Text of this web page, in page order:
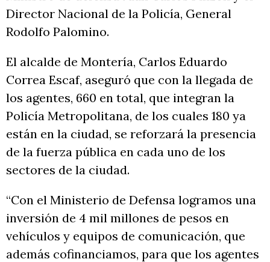
Director Nacional de la Policía, General
Rodolfo Palomino.
El alcalde de Montería, Carlos Eduardo
Correa Escaf, aseguró que con la llegada de
los agentes, 660 en total, que integran la
Policía Metropolitana, de los cuales 180 ya
están en la ciudad, se reforzará la presencia
de la fuerza pública en cada uno de los
sectores de la ciudad.
“Con el Ministerio de Defensa logramos una
inversión de 4 mil millones de pesos en
vehículos y equipos de comunicación, que
además cofinanciamos, para que los agentes